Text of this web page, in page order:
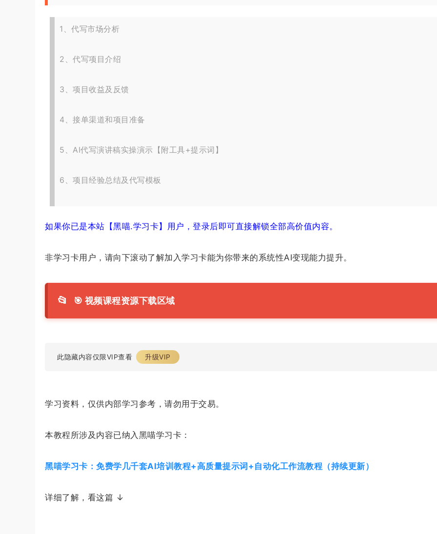
1、代写市场分析
2、代写项目介绍
3、项目收益及反馈
4、接单渠道和项目准备
5、AI代写演讲稿实操演示【附工具+提示词】
6、项目经验总结及代写模板
如果你已是本站【黑喵.学习卡】用户，登录后即可直接解锁全部高价值内容。
非学习卡用户，请向下滚动了解加入学习卡能为你带来的系统性AI变现能力提升。
📂 🎯 视频课程资源下载区域
此隐藏内容仅限VIP查看 升级VIP
学习资料，仅供内部学习参考，请勿用于交易。
本教程所涉及内容已纳入黑喵学习卡：
黑喵学习卡：免费学几千套AI培训教程+高质量提示词+自动化工作流教程（持续更新）
详细了解，看这篇 ↓